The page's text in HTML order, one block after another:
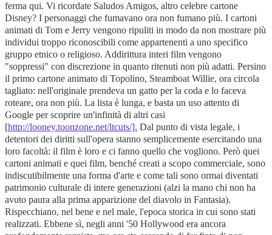
ferma qui. Vi ricordate Saludos Amigos, altro celebre cartone
Disney? I personaggi che fumavano ora non fumano più. I cartoni
animati di Tom e Jerry vengono ripuliti in modo da non mostrare più
individui troppo riconoscibili come appartenenti a uno specifico
gruppo etnico o religioso. Addirittura interi film vengono
"soppressi" con discrezione in quanto ritenuti non più adatti. Persino
il primo cartone animato di Topolino, Steamboat Willie, ora circola
tagliato: nell'originale prendeva un gatto per la coda e lo faceva
roteare, ora non più. La lista è lunga, e basta un uso attento di
Google per scoprire un'infinità di altri casi
[http://looney.toonzone.net/ltcuts/]. Dal punto di vista legale, i
detentori dei diritti sull'opera stanno semplicemente esercitando una
loro facoltà: il film è loro e ci fanno quello che vogliono. Però quei
cartoni animati e quei film, benché creati a scopo commerciale, sono
indiscutibilmente una forma d'arte e come tali sono ormai diventati
patrimonio culturale di intere generazioni (alzi la mano chi non ha
avuto paura alla prima apparizione del diavolo in Fantasia).
Rispecchiano, nel bene e nel male, l'epoca storica in cui sono stati
realizzati. Ebbene sì, negli anni '50 Hollywood era ancora